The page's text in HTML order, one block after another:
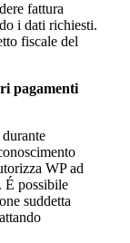
fattura
i dati richiesti.
fiscale del
pagamenti
WP ad
É possibile
suddetta